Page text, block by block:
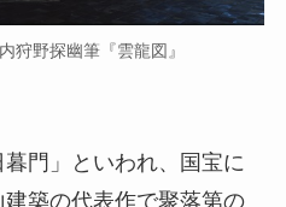
狩野探幽筆『雲龍図』
門」といわれ、国宝に
築の代表作で聚落第の